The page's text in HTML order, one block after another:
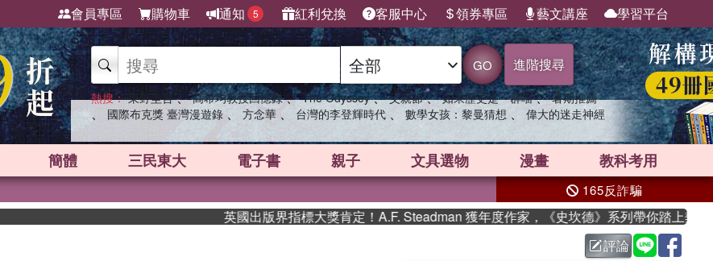
會員專區 購物車 通知 5 紅利兌換 客服中心 領券專區 藝文講座 學習平台
GO 進階搜尋
熱搜： 東野圭吾 、 高希均教授回憶錄 、 The Odyssey 、 父親節 、 如果歷史是一群喵 、 暑期推薦
、 國際布克獎 臺灣漫遊錄 、 方念華 、 台灣的李登輝時代 、 數學女孩：黎曼猜想 、 偉大的迷走神經
簡體 三民東大 電子書 親子 文具選物 漫畫 教科考用
165反詐騙
英國出版界指標大獎肯定！A.F. Steadman 獲年度作家，《史坎德》系列帶你踏上熱血奇幻
評論